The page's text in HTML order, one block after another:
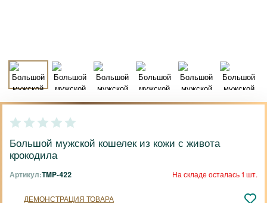
Большой мужской кошелек из кожи с живота
крокодила
Артикул:TMP-422 На складе осталась 1 шт.
ДЕМОНСТРАЦИЯ ТОВАРА